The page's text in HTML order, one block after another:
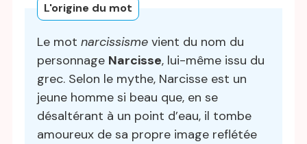
L'origine du mot
Le mot narcissisme vient du nom du
personnage Narcisse, lui-même issu du
grec. Selon le mythe, Narcisse est un
jeune homme si beau que, en se
désaltérant à un point d’eau, il tombe
amoureux de sa propre image reflétée